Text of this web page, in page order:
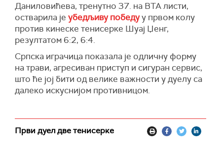
Даниловићева, тренутно 37. на ВTA листи,
остварила је убедљиву победуу првом колу
против кинеске тенисерке Шуај Џенг,
резултатом 6:2, 6:4.
Српска играчица показала је одличну форму
на трави, агресиван приступ и сигуран сервис,
што ће јој бити од велике важности у дуелу са
далеко искуснијом противницом.
Први дуел две тенисерке